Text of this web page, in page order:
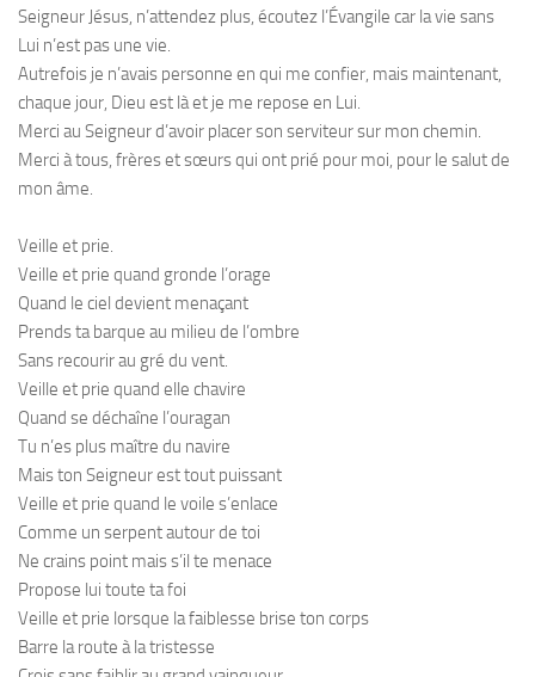
Seigneur Jésus, n’attendez plus, écoutez l’Évangile car la vie sans
Lui n’est pas une vie.
Autrefois je n’avais personne en qui me confier, mais maintenant,
chaque jour, Dieu est là et je me repose en Lui.
Merci au Seigneur d’avoir placer son serviteur sur mon chemin.
Merci à tous, frères et sœurs qui ont prié pour moi, pour le salut de
mon âme.
Veille et prie.
Veille et prie quand gronde l’orage
Quand le ciel devient menaçant
Prends ta barque au milieu de l’ombre
Sans recourir au gré du vent.
Veille et prie quand elle chavire
Quand se déchaîne l’ouragan
Tu n’es plus maître du navire
Mais ton Seigneur est tout puissant
Veille et prie quand le voile s’enlace
Comme un serpent autour de toi
Ne crains point mais s’il te menace
Propose lui toute ta foi
Veille et prie lorsque la faiblesse brise ton corps
Barre la route à la tristesse